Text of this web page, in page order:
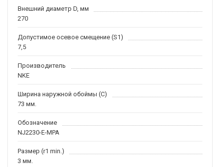
Внешний диаметр D, мм
270
Допустимое осевое смещение (S1)
7,5
Производитель
NKE
Ширина наружной обоймы (C)
73 мм.
Обозначение
NJ2230-E-MPA
Размер (r1 min.)
3 мм.